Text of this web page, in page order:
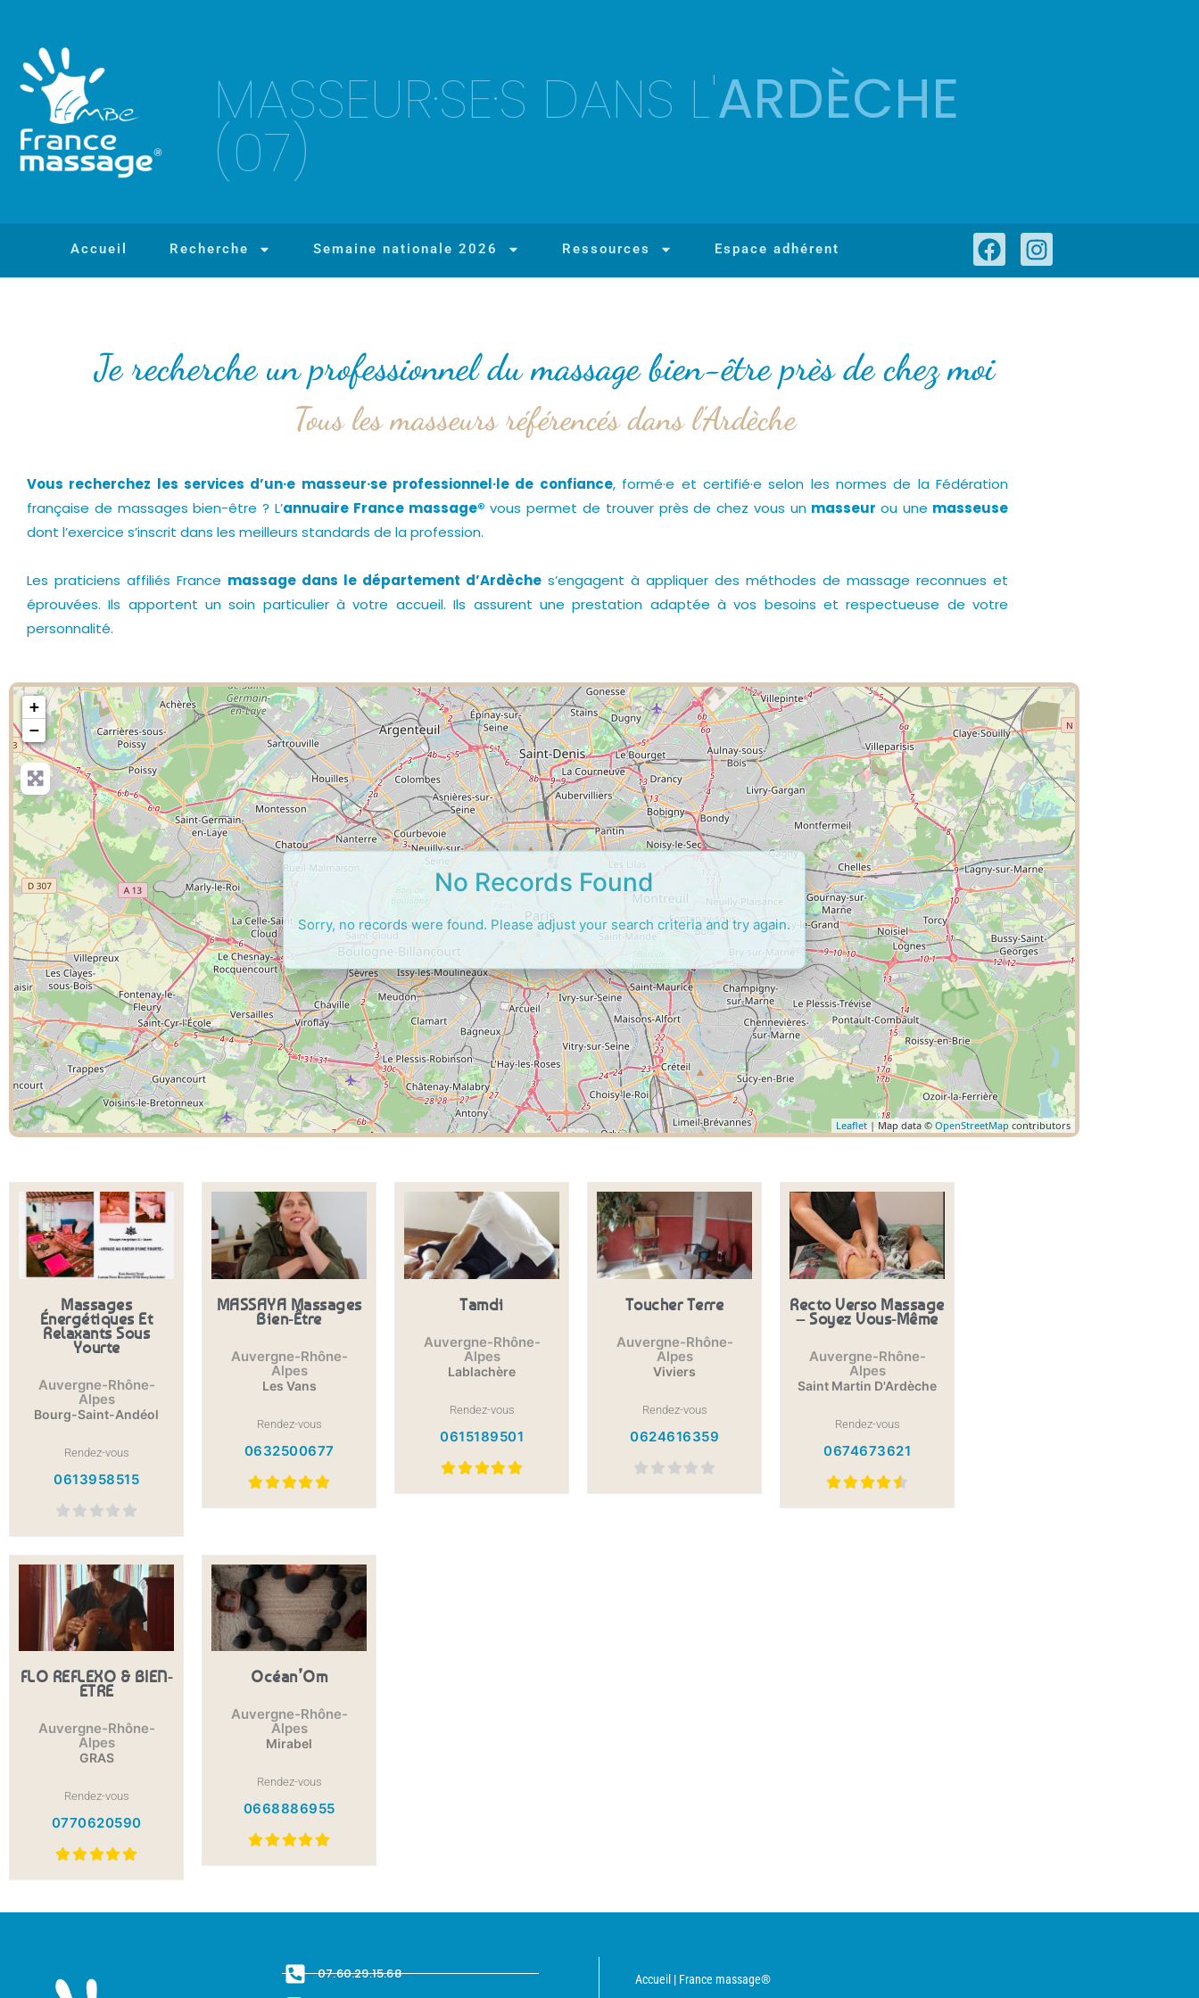
MASSEUR·SE·S DANS L'ARDÈCHE
(07)
Accueil Recherche Semaine nationale 2026 Ressources Espace adhérent
Je recherche un professionnel du massage bien-être près de chez moi
Tous les masseurs référencés dans l'Ardèche
Vous recherchez les services d’un·e masseur·se professionnel·le de confiance, formé·e et certifié·e selon les normes de la Fédération
française de massages bien-être ? L’annuaire France massage® vous permet de trouver près de chez vous unmasseur ou une masseuse
dont l’exercice s’inscrit dans les meilleurs standards de la profession.
Les praticiens affiliés France massage dans le département d’Ardèche s’engagent à appliquer des méthodes de massage reconnues et
éprouvées. Ils apportent un soin particulier à votre accueil. Ils assurent une prestation adaptée à vos besoins et respectueuse de votre
personnalité.
+
−
Leaflet | Map data © OpenStreetMap contributors
No Records Found
Sorry, no records were found. Please adjust your search criteria and try again.
Massages
Énergétiques Et
Relaxants Sous
Yourte
Auvergne-Rhône-
Alpes
Bourg-Saint-Andéol
Rendez-vous
0613958515
MASSAYA Massages
Bien-Être
Auvergne-Rhône-
Alpes
Les Vans
Rendez-vous
0632500677
Tamdi
Auvergne-Rhône-
Alpes
Lablachère
Rendez-vous
0615189501
Toucher Terre
Auvergne-Rhône-
Alpes
Viviers
Rendez-vous
0624616359
Recto Verso Massage
– Soyez Vous-Même
Auvergne-Rhône-
Alpes
Saint Martin D'Ardèche
Rendez-vous
0674673621
FLO REFLEXO & BIEN-
ETRE
Auvergne-Rhône-
Alpes
GRAS
Rendez-vous
0770620590
Océan’Om
Auvergne-Rhône-
Alpes
Mirabel
Rendez-vous
0668886955
07.60.29.15.68 Accueil | France massage®